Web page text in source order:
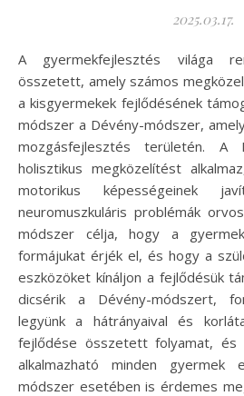
2025.03.17.
A gyermekfejlesztés világa rendkívül sokszínű és
összetett, amely számos
a kisgyermekek fejlődésének
módszer a Dévény-módszer,
mozgásfejlesztés területén. A
holisztikus megközelítést
motorikus képességeinek
neuromuszkuláris problémák
módszer célja, hogy a
formájukat érjék el, és hogy a
eszközöket kínáljon a fejlődésük
dicsérik a Dévény-módszert,
legyünk a hátrányaival és
fejlődése összetett folyamat, és
alkalmazható minden gyermek
módszer esetében is érdemes